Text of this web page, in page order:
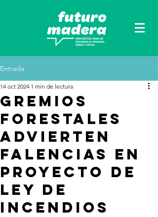
Entrada
Gremios
forestales
advierten
falencias en
proyecto de
ley de
incendios
14 oct 2024 1 min de lectura